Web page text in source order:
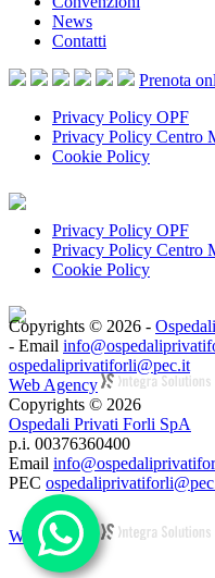
News
Contatti
Prenota
Privacy Policy OPF
Privacy Policy Centro
Cookie Policy
Privacy Policy OPF
Privacy Policy Centro
Cookie Policy
Copyrights © 2026 -
- Email
ospedaliprivatiforli@pec.it
Web Agency
Copyrights © 2026
Ospedali Privati Forli SpA
p.i. 00376360400
Email
PEC
Web Agency